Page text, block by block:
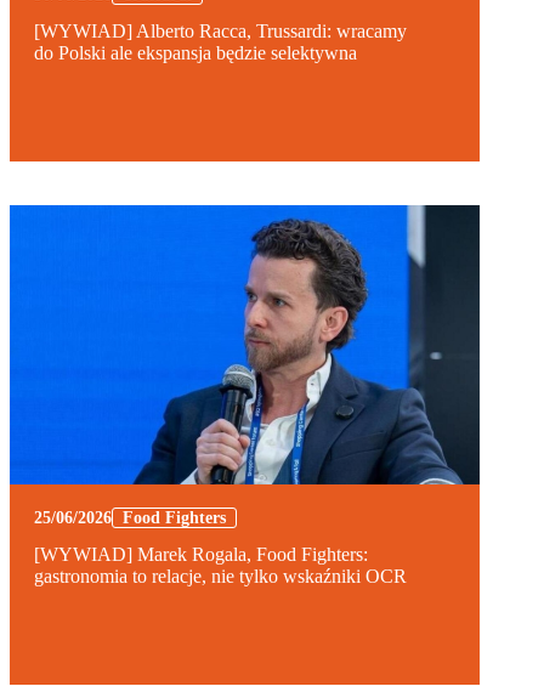
[WYWIAD] Alberto Racca, Trussardi: wracamy
do Polski ale ekspansja będzie selektywna
25/06/2026 Food Fighters
[WYWIAD] Marek Rogala, Food Fighters:
gastronomia to relacje, nie tylko wskaźniki OCR